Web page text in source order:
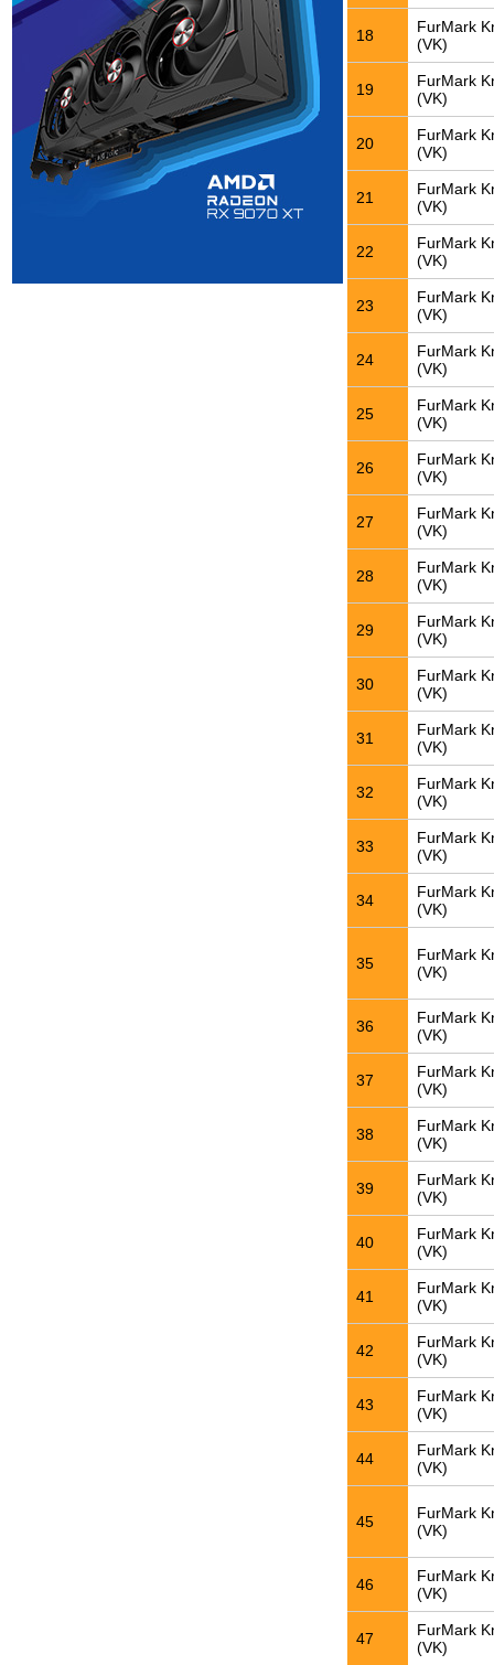
18
FurMark
(VK)
19
FurMark
(VK)
20
FurMark
(VK)
21
FurMark
(VK)
22
FurMark
(VK)
23
FurMark
(VK)
24
FurMark
(VK)
25
FurMark
(VK)
26
FurMark
(VK)
27
FurMark
(VK)
28
FurMark
(VK)
29
FurMark
(VK)
30
FurMark
(VK)
31
FurMark
(VK)
32
FurMark
(VK)
33
FurMark
(VK)
34
FurMark
(VK)
35
FurMark
(VK)
36
FurMark
(VK)
37
FurMark
(VK)
38
FurMark
(VK)
39
FurMark
(VK)
40
FurMark
(VK)
41
FurMark
(VK)
42
FurMark
(VK)
43
FurMark
(VK)
44
FurMark
(VK)
45
FurMark
(VK)
46
FurMark
(VK)
47
FurMark
(VK)